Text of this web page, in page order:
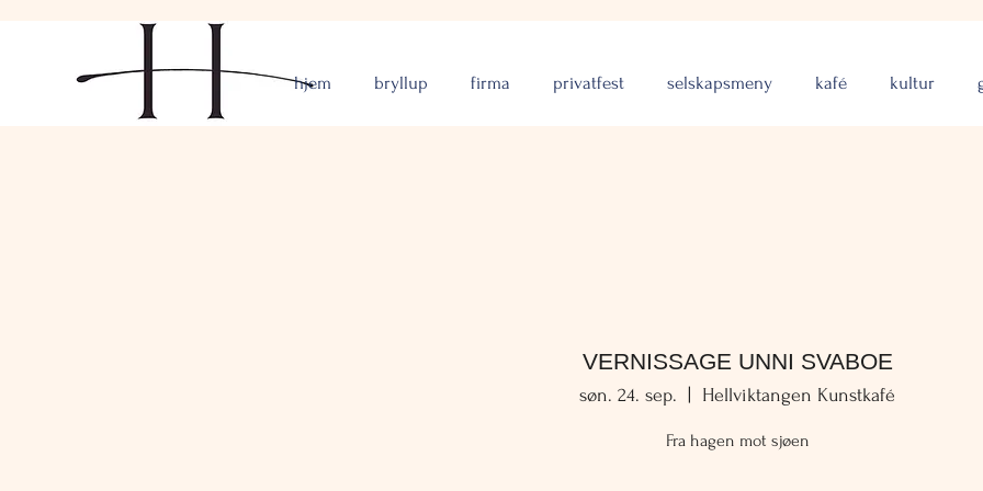
hjem bryllup firma privatfest selskapsmeny kafé kultur
VERNISSAGE UNNI SVABOE
søn. 24. sep. Hellviktangen Kunstkafé
Fra hagen mot sjøen